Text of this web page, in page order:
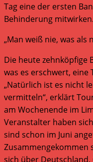
Tag eine der ersten
Behinderung mitwirken.
„Man weiß nie, was als
Die heute zehnköpfige
was es erschwert, eine
„Natürlich ist es nicht
vermitteln“, erklärt
am Wochenende im
Veranstalter haben
sind schon im Juni
Zusammengekommen
sich über